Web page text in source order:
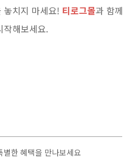
놓치지 마세요! 티로그몰과 함께
작해보세요.
한 혜택을 만나보세요